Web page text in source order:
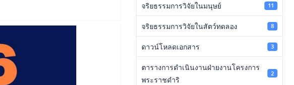
จริยธรรมการวิจัยในมนุษย์ 11
จริยธรรมการวิจัยในสัตว์ทดลอง 8
ดาวน์โหลดเอกสาร 3
ตารางการดำเนินงานฝ่ายงานโครงการ
พระราชดำริ
2